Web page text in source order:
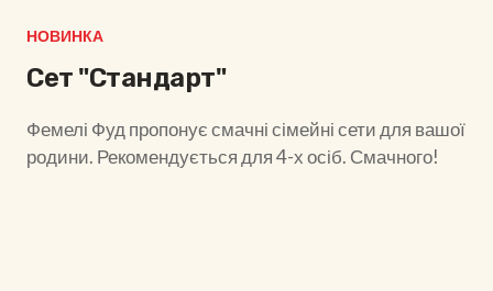
НОВИНКА
Сет "Стандарт"
Фемелі Фуд пропонує смачні сімейні сети для вашої
родини. Рекомендується для 4-х осіб. Смачного!